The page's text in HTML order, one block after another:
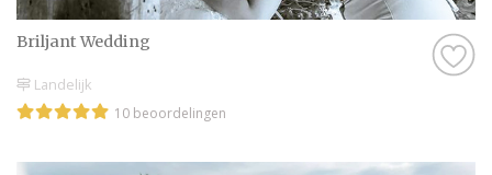
Briljant Wedding
Landelijk
10 beoordelingen